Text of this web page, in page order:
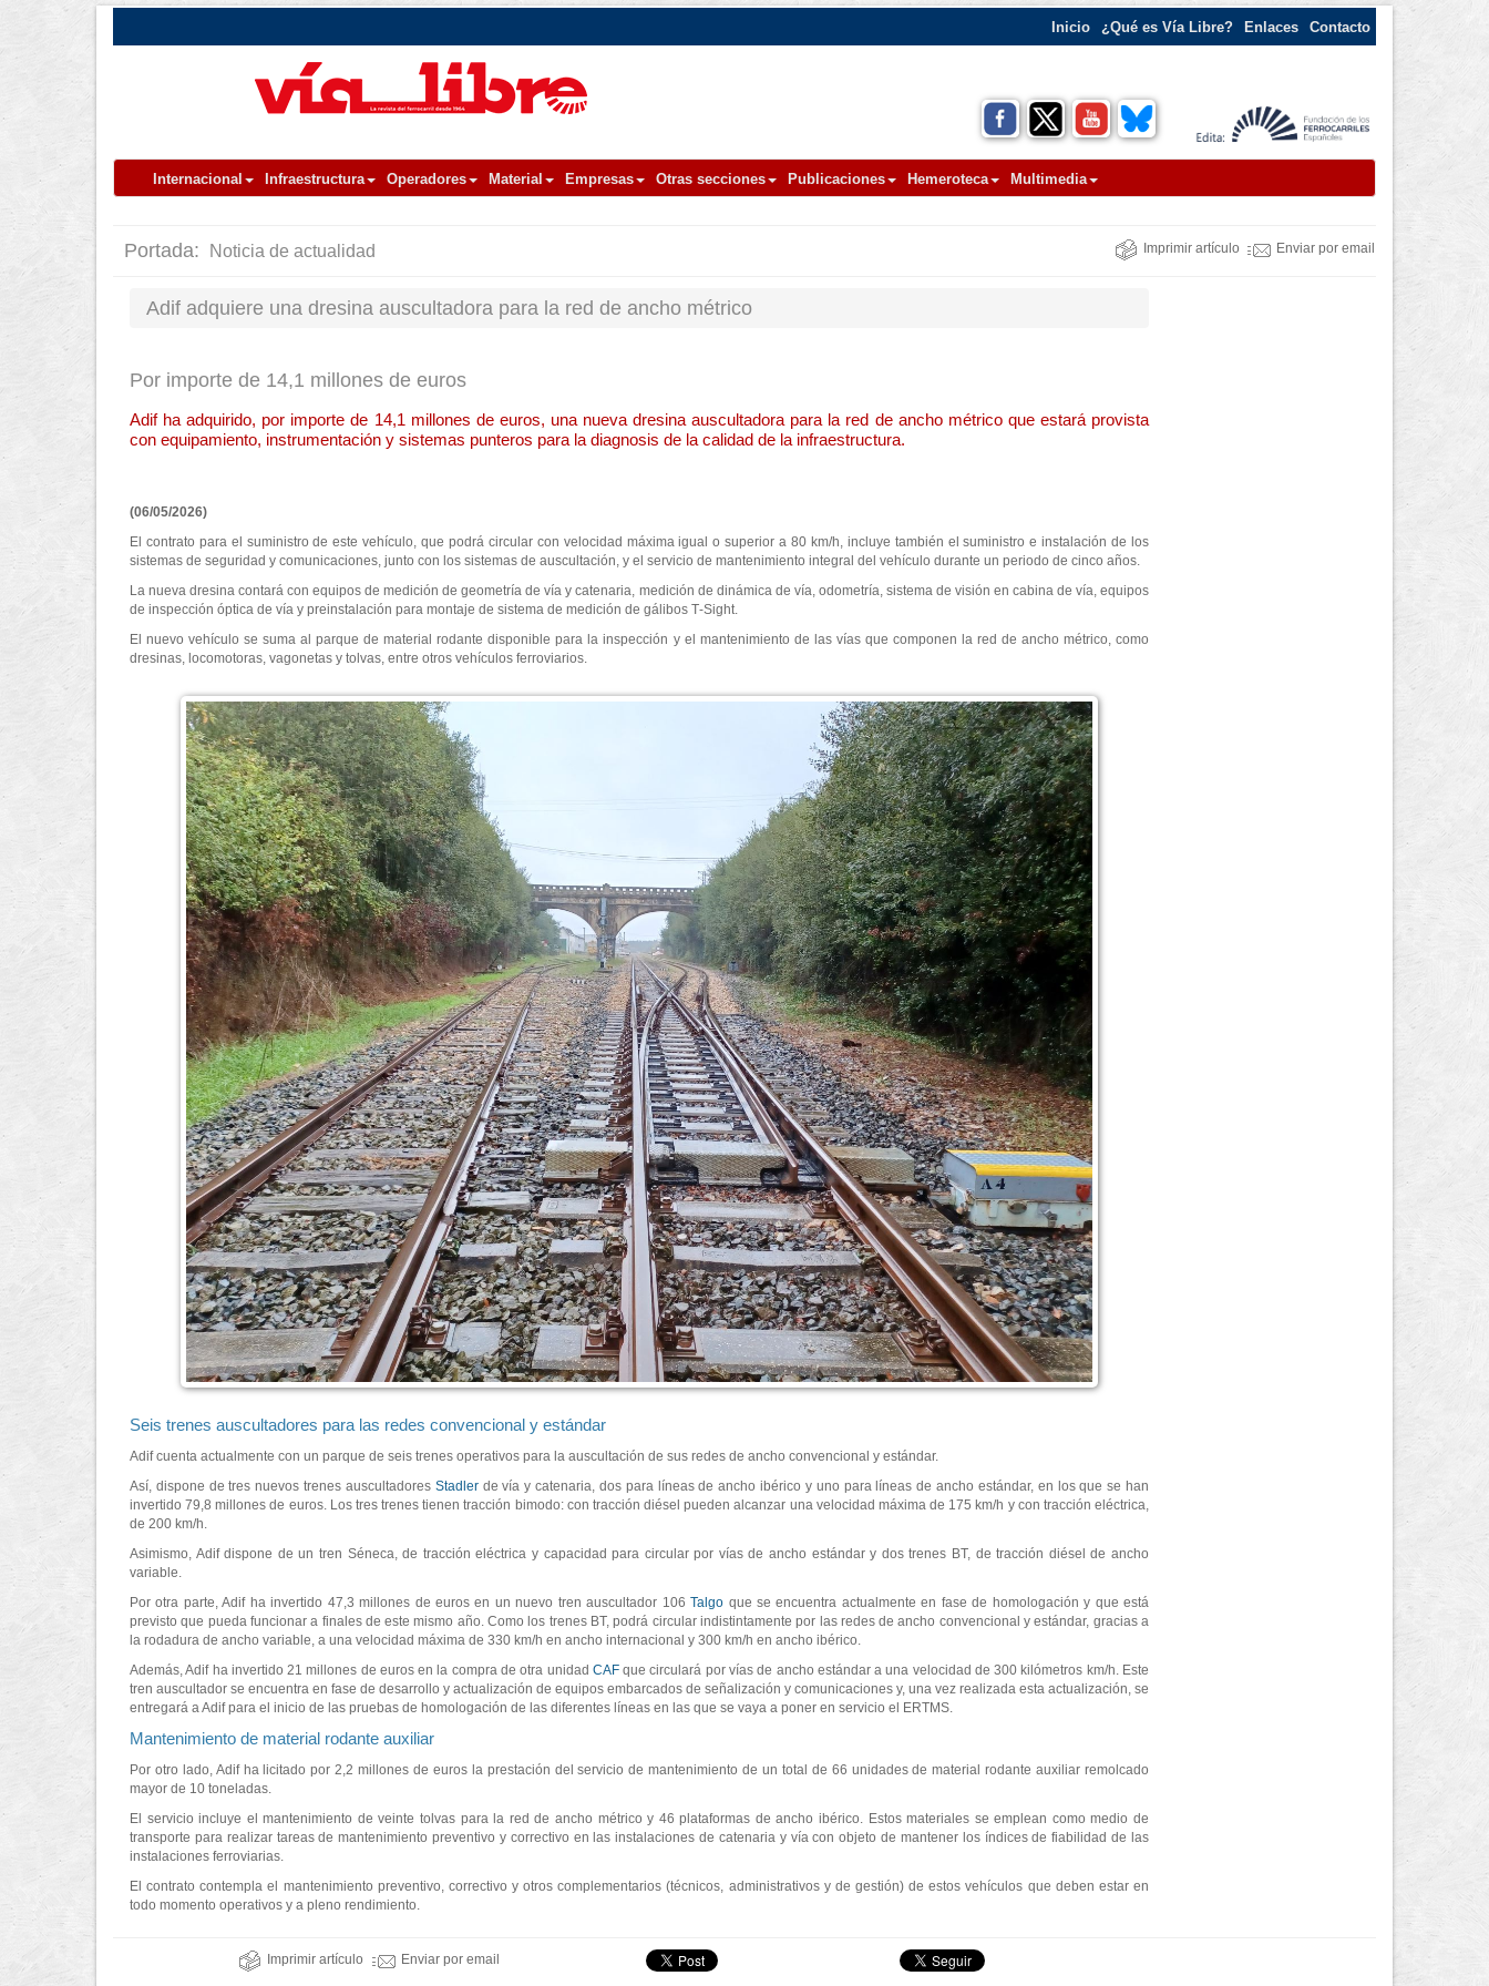
Inicio ¿Qué es Vía Libre? Enlaces Contacto
Internacional Infraestructura Operadores Material Empresas Otras secciones Publicaciones Hemeroteca Multimedia
Portada: Noticia de actualidad Imprimir artículo Enviar por email
Adif adquiere una dresina auscultadora para la red de ancho métrico
Por importe de 14,1 millones de euros
Adif ha adquirido, por importe de 14,1 millones de euros, una nueva dresina auscultadora para la red de ancho métrico que estará provista
con equipamiento, instrumentación y sistemas punteros para la diagnosis de la calidad de la infraestructura.
(06/05/2026)
El contrato para el suministro de este vehículo, que podrá circular con velocidad máxima igual o superior a 80 km/h, incluye también el suministro e instalación de los
sistemas de seguridad y comunicaciones, junto con los sistemas de auscultación, y el servicio de mantenimiento integral del vehículo durante un periodo de cinco años.
La nueva dresina contará con equipos de medición de geometría de vía y catenaria, medición de dinámica de vía, odometría, sistema de visión en cabina de vía, equipos
de inspección óptica de vía y preinstalación para montaje de sistema de medición de gálibos T‐Sight.
El nuevo vehículo se suma al parque de material rodante disponible para la inspección y el mantenimiento de las vías que componen la red de ancho métrico, como
dresinas, locomotoras, vagonetas y tolvas, entre otros vehículos ferroviarios.
Seis trenes auscultadores para las redes convencional y estándar
Adif cuenta actualmente con un parque de seis trenes operativos para la auscultación de sus redes de ancho convencional y estándar.
Así, dispone de tres nuevos trenes auscultadores Stadlerde vía y catenaria, dos para líneas de ancho ibérico y uno para líneas de ancho estándar, en los que se han
invertido 79,8 millones de euros. Los tres trenes tienen tracción bimodo: con tracción diésel pueden alcanzar una velocidad máxima de 175 km/h y con tracción eléctrica,
de 200 km/h.
Asimismo, Adif dispone de un tren Séneca, de tracción eléctrica y capacidad para circular por vías de ancho estándar y dos trenes BT, de tracción diésel de ancho
variable.
Por otra parte, Adif ha invertido 47,3 millones de euros en un nuevo tren auscultador 106Talgo que se encuentra actualmente en fase de homologación y que está
previsto que pueda funcionar a finales de este mismo año. Como los trenes BT, podrá circular indistintamente por las redes de ancho convencional y estándar, gracias a
la rodadura de ancho variable, a una velocidad máxima de 330 km/h en ancho internacional y 300 km/h en ancho ibérico.
Además, Adif ha invertido 21 millones de euros en la compra de otra unidad CAFque circulará por vías de ancho estándar a una velocidad de 300 kilómetros km/h. Este
tren auscultador se encuentra en fase de desarrollo y actualización de equipos embarcados de señalización y comunicaciones y, una vez realizada esta actualización, se
entregará a Adif para el inicio de las pruebas de homologación de las diferentes líneas en las que se vaya a poner en servicio el ERTMS.
Mantenimiento de material rodante auxiliar
Por otro lado, Adif ha licitado por 2,2 millones de euros la prestación del servicio de mantenimiento de un total de 66 unidades de material rodante auxiliar remolcado
mayor de 10 toneladas.
El servicio incluye el mantenimiento de veinte tolvas para la red de ancho métrico y 46 plataformas de ancho ibérico. Estos materiales se emplean como medio de
transporte para realizar tareas de mantenimiento preventivo y correctivo en las instalaciones de catenaria y vía con objeto de mantener los índices de fiabilidad de las
instalaciones ferroviarias.
El contrato contempla el mantenimiento preventivo, correctivo y otros complementarios (técnicos, administrativos y de gestión) de estos vehículos que deben estar en
todo momento operativos y a pleno rendimiento.
Imprimir artículo Enviar por email